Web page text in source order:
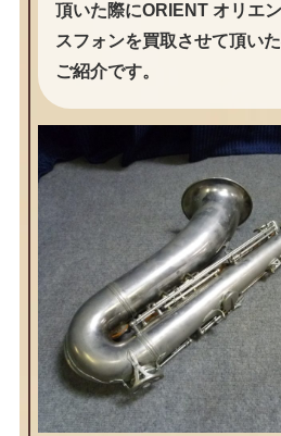
頂いた際にORIENT オリエ
スフォンを買取させて頂い
ご紹介です。